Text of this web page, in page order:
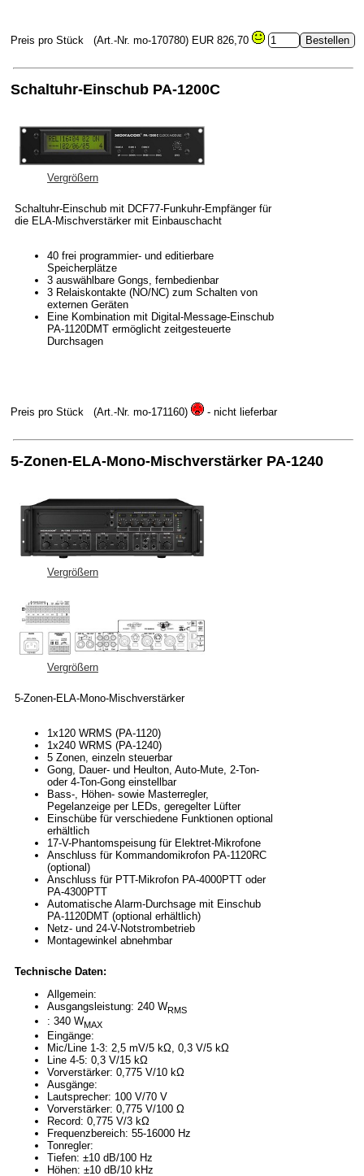
Preis pro Stück (Art.-Nr. mo-170780) EUR 826,70
Schaltuhr-Einschub PA-1200C
Vergrößern
Schaltuhr-Einschub mit DCF77-Funkuhr-Empfänger für
die ELA-Mischverstärker mit Einbauschacht
40 frei programmier- und editierbare
Speicherplätze
3 auswählbare Gongs, fernbedienbar
3 Relaiskontakte (NO/NC) zum Schalten von
externen Geräten
Eine Kombination mit Digital-Message-Einschub
PA-1120DMT ermöglicht zeitgesteuerte
Durchsagen
Preis pro Stück (Art.-Nr. mo-171160) - nicht lieferbar
5-Zonen-ELA-Mono-Mischverstärker PA-1240
Vergrößern
Vergrößern
5-Zonen-ELA-Mono-Mischverstärker
1x120 WRMS (PA-1120)
1x240 WRMS (PA-1240)
5 Zonen, einzeln steuerbar
Gong, Dauer- und Heulton, Auto-Mute, 2-Ton-
oder 4-Ton-Gong einstellbar
Bass-, Höhen- sowie Masterregler,
Pegelanzeige per LEDs, geregelter Lüfter
Einschübe für verschiedene Funktionen optional
erhältlich
17-V-Phantomspeisung für Elektret-Mikrofone
Anschluss für Kommandomikrofon PA-1120RC
(optional)
Anschluss für PTT-Mikrofon PA-4000PTT oder
PA-4300PTT
Automatische Alarm-Durchsage mit Einschub
PA-1120DMT (optional erhältlich)
Netz- und 24-V-Notstrombetrieb
Montagewinkel abnehmbar
Technische Daten:
Allgemein:
Ausgangsleistung: 240 WRMS
: 340 WMAX
Eingänge:
Mic/Line 1-3: 2,5 mV/5 kΩ, 0,3 V/5 kΩ
Line 4-5: 0,3 V/15 kΩ
Vorverstärker: 0,775 V/10 kΩ
Ausgänge:
Lautsprecher: 100 V/70 V
Vorverstärker: 0,775 V/100 Ω
Record: 0,775 V/3 kΩ
Frequenzbereich: 55-16000 Hz
Tonregler:
Tiefen: ±10 dB/100 Hz
Höhen: ±10 dB/10 kHz